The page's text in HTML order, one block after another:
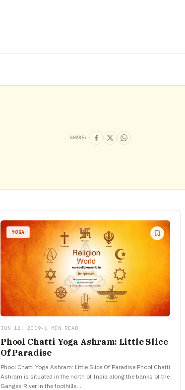
SHARE:
YOGA
JUN 12, 2019 • 6 MIN READ
Phool Chatti Yoga Ashram: Little Slice
Of Paradise
Phool Chatti Yoga Ashram: Little Slice Of Paradise Phool Chatti
Ashram is situated in the north of India along the banks of the
Ganges River in the foothills…